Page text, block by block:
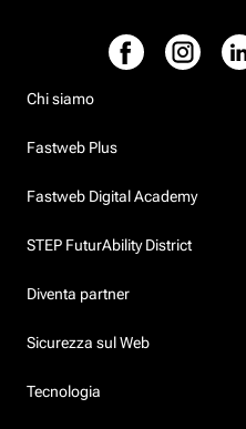
Chi siamo
Fastweb Plus
Fastweb Digital Academy
STEP FuturAbility District
Diventa partner
Sicurezza sul Web
Tecnologia